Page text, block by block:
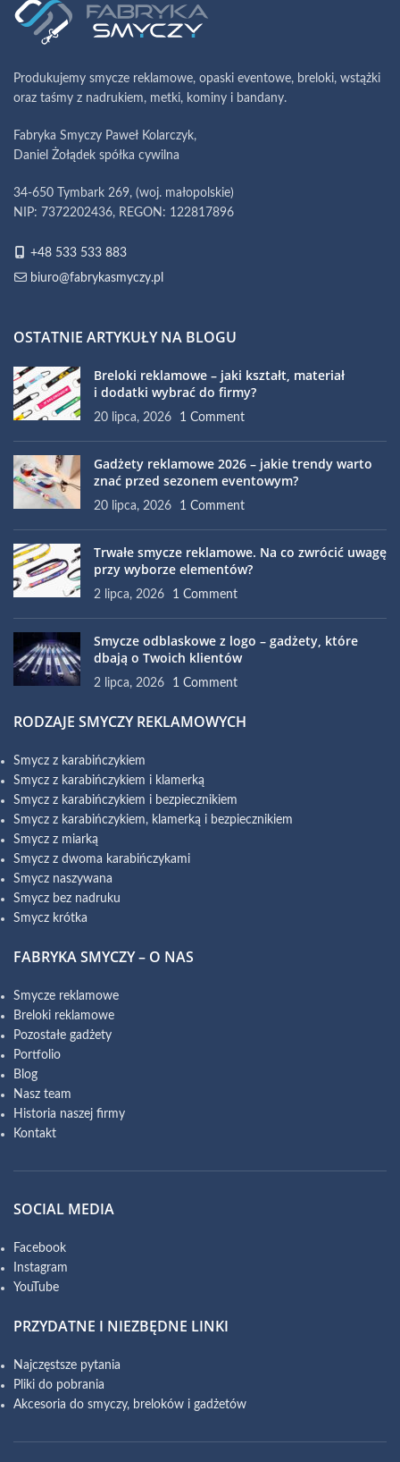
Produkujemy smycze reklamowe, opaski eventowe, breloki, wstążki
oraz taśmy z nadrukiem, metki, kominy i bandany.
Fabryka Smyczy Paweł Kolarczyk,
Daniel Żołądek spółka cywilna
34-650 Tymbark 269, (woj. małopolskie)
NIP: 7372202436, REGON: 122817896
+48 533 533 883
biuro@fabrykasmyczy.pl
OSTATNIE ARTYKUŁY NA BLOGU
Breloki reklamowe – jaki kształt, materiał
i dodatki wybrać do firmy?
20 lipca, 2026 1 Comment
Gadżety reklamowe 2026 – jakie trendy warto
znać przed sezonem eventowym?
20 lipca, 2026 1 Comment
Trwałe smycze reklamowe. Na co zwrócić uwagę
przy wyborze elementów?
2 lipca, 2026 1 Comment
Smycze odblaskowe z logo – gadżety, które
dbają o Twoich klientów
2 lipca, 2026 1 Comment
RODZAJE SMYCZY REKLAMOWYCH
Smycz z karabińczykiem
Smycz z karabińczykiem i klamerką
Smycz z karabińczykiem i bezpiecznikiem
Smycz z karabińczykiem, klamerką i bezpiecznikiem
Smycz z miarką
Smycz z dwoma karabińczykami
Smycz naszywana
Smycz bez nadruku
Smycz krótka
FABRYKA SMYCZY – O NAS
Smycze reklamowe
Breloki reklamowe
Pozostałe gadżety
Portfolio
Blog
Nasz team
Historia naszej firmy
Kontakt
SOCIAL MEDIA
Facebook
Instagram
YouTube
PRZYDATNE I NIEZBĘDNE LINKI
Najczęstsze pytania
Pliki do pobrania
Akcesoria do smyczy, breloków i gadżetów